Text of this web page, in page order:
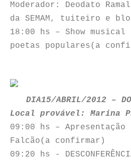
Moderador: Deodato
da SEMAM, tuiteiro e
18:00 hs – Show
poetas populares(a
DIA15/ABRIL/2012 –
Local provável: Marina
09:00 hs – Apresentação
Falcão(a confirmar)
09:20 hs -